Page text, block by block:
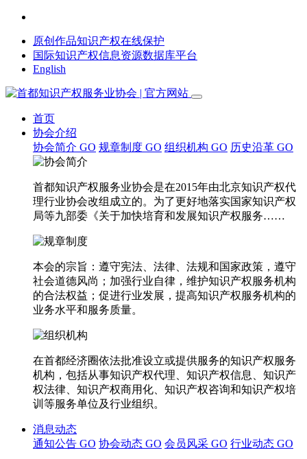
原创作品知识产权在线保护
国际知识产权信息资源数据库平台
English
首页
协会介绍
协会简介 GO 规章制度 GO 组织机构 GO 历史沿革 GO
首都知识产权服务业协会是在2015年由北京知识产权代
理行业协会改组成立的。为了更好地落实国家知识产权
局等九部委《关于加快培育和发展知识产权服务……
本会的宗旨：遵守宪法、法律、法规和国家政策，遵守
社会道德风尚；加强行业自律，维护知识产权服务机构
的合法权益；促进行业发展，提高知识产权服务机构的
业务水平和服务质量。
在首都经济圈依法批准设立或提供服务的知识产权服务
机构，包括从事知识产权代理、知识产权信息、知识产
权法律、知识产权商用化、知识产权咨询和知识产权培
训等服务单位及行业组织。
消息动态
通知公告 GO 协会动态 GO 会员风采 GO 行业动态 GO